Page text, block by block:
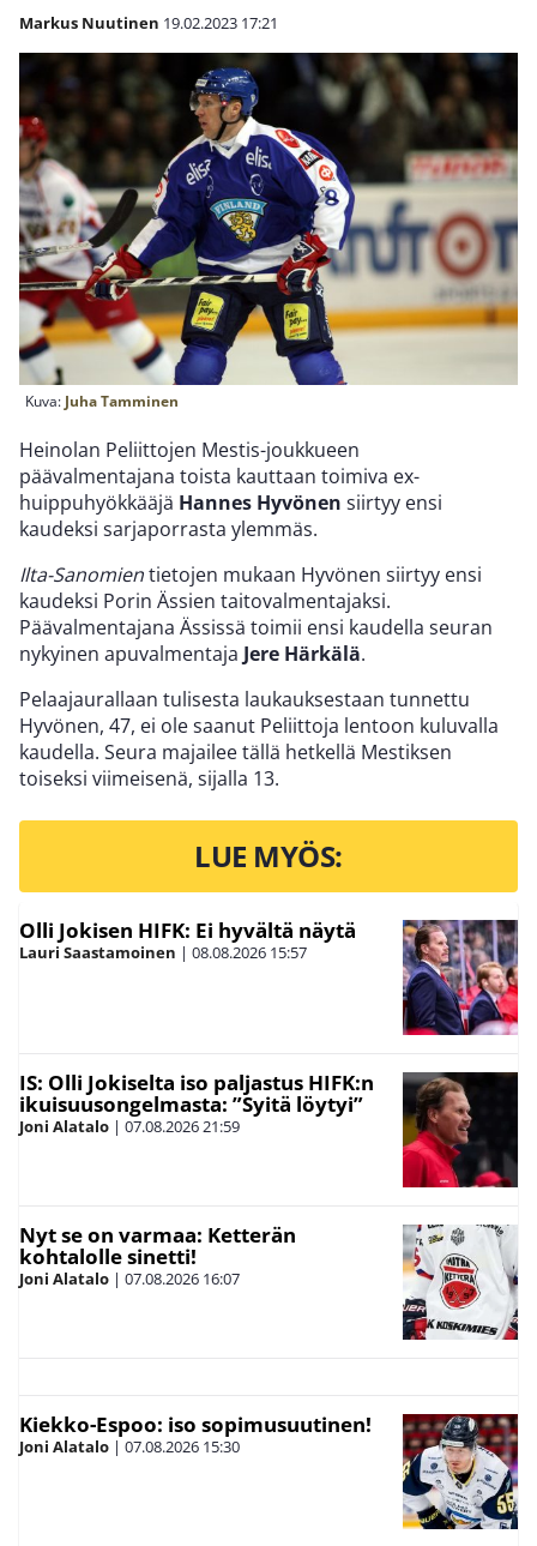
Markus Nuutinen 19.02.2023 17:21
Kuva: Juha Tamminen
Heinolan Peliittojen Mestis-joukkueen
päävalmentajana toista kauttaan toimiva ex-
huippuhyökkääjä Hannes Hyvönen siirtyy ensi
kaudeksi sarjaporrasta ylemmäs.
Ilta-Sanomientietojen mukaan Hyvönen siirtyy ensi
kaudeksi Porin Ässien taitovalmentajaksi.
Päävalmentajana Ässissä toimii ensi kaudella seuran
nykyinen apuvalmentaja Jere Härkälä.
Pelaajaurallaan tulisesta laukauksestaan tunnettu
Hyvönen, 47, ei ole saanut Peliittoja lentoon kuluvalla
kaudella. Seura majailee tällä hetkellä Mestiksen
toiseksi viimeisenä, sijalla 13.
LUE MYÖS:
Olli Jokisen HIFK: Ei hyvältä näytä
Lauri Saastamoinen | 08.08.2026 15:57
IS: Olli Jokiselta iso paljastus HIFK:n
ikuisuusongelmasta: ”Syitä löytyi”
Joni Alatalo | 07.08.202621:59
Nyt se on varmaa: Ketterän
kohtalolle sinetti!
Joni Alatalo | 07.08.2026 16:07
Kiekko-Espoo: iso sopimusuutinen!
Joni Alatalo | 07.08.2026 15:30